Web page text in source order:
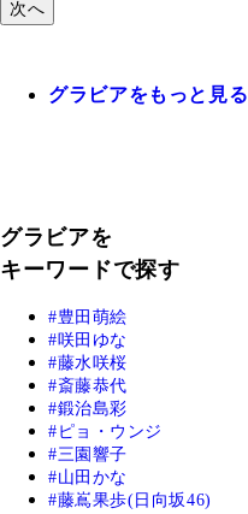
次へ
グラビアをもっと見る
グラビアを
キーワードで探す
豊田萌絵
咲田ゆな
藤水咲桜
斎藤恭代
鍛治島彩
ピョ・ウンジ
三園響子
山田かな
藤嶌果歩(日向坂46)